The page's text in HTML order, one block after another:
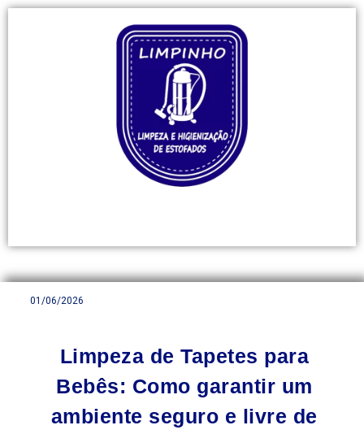
01/06/2026
Limpeza de Tapetes para
Bebês: Como garantir um
ambiente seguro e livre de